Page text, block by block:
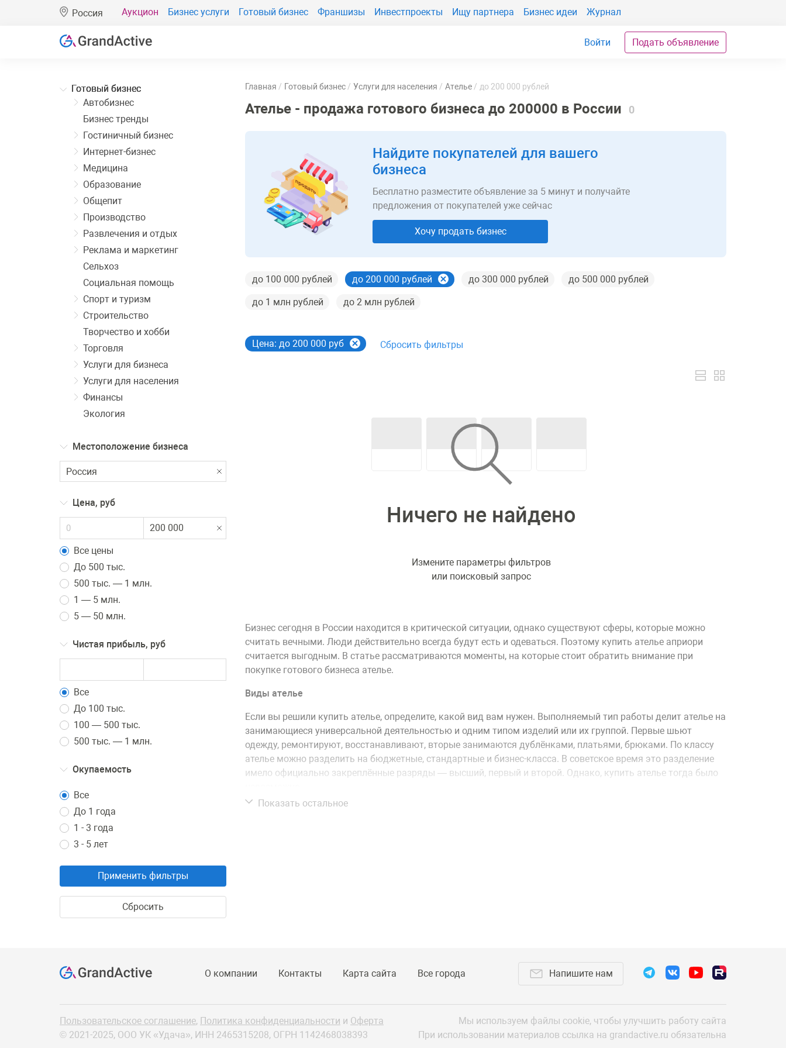
Россия Аукцион Бизнес услуги Готовый бизнес Франшизы Инвестпроекты Ищу партнера Бизнес идеи Журнал
Войти Подать объявление
Готовый бизнес
Автобизнес
Бизнес тренды
Гостиничный бизнес
Интернет-бизнес
Медицина
Образование
Общепит
Производство
Развлечения и отдых
Реклама и маркетинг
Сельхоз
Социальная помощь
Спорт и туризм
Строительство
Творчество и хобби
Торговля
Услуги для бизнеса
Услуги для населения
Финансы
Экология
Местоположение бизнеса
Цена, руб
Все цены
До 500 тыс.
500 тыс. — 1 млн.
1 — 5 млн.
5 — 50 млн.
Чистая прибыль, руб
Все
До 100 тыс.
100 — 500 тыс.
500 тыс. — 1 млн.
Окупаемость
Все
До 1 года
1 - 3 года
3 - 5 лет
Применить фильтры
Сбросить
Главная Готовый бизнес Услуги для населения Ателье до 200 000 рублей
Ателье - продажа готового бизнеса до 200000 в России 0
Найдите покупателей для вашего
бизнеса
Бесплатно разместите объявление за 5 минут и получайте
предложения от покупателей уже сейчас
Хочу продать бизнес
до 100 000 рублей до 200 000 рублей до 300 000 рублей до 500 000 рублей
до 1 млн рублей до 2 млн рублей
Цена: до 200 000 руб Сбросить фильтры
Ничего не найдено
Измените параметры фильтров
или поисковый запрос
Бизнес сегодня в России находится в критической ситуации, однако существуют сферы, которые можно
считать вечными. Люди действительно всегда будут есть и одеваться. Поэтому купить ателье априори
считается выгодным. В статье рассматриваются моменты, на которые стоит обратить внимание при
покупке готового бизнеса ателье.
Виды ателье
Если вы решили купить ателье, определите, какой вид вам нужен. Выполняемый тип работы делит ателье на
занимающиеся универсальной деятельностью и одним типом изделий или их группой. Первые шьют
одежду, ремонтируют, восстанавливают, вторые занимаются дублёнками, платьями, брюками. По классу
ателье можно разделить на бюджетные, стандартные и бизнес-класса. В советское время это разделение
имело официально закреплённые разряды — высший, первый и второй. Однако, купить ателье тогда было
Особенности бизнеса
Прежде чем купить готовый бизнес ателье, нужно учитывать такие показатели, как сроки возврата
инвестиций и прибыль. Но в работе ателье присутствует сезонность, поэтому прибыль оценивается
среднемесячная. Также существует риск при найме квалифицированного персонала. Повышение
квалификации — одна из будущих статей расходов. Ассортимент услуг будет меняться, потому что зависит
от сезонности и тенденций моды. Купить готовый бизнес ателье без учёта этих особенностей — значит
увеличить риски.
Показать остальное
О компании Контакты Карта сайта Все города Напишите нам
Пользовательское соглашение, Политика конфиденциальности и Оферта
© 2021-2025, ООО УК «Удача», ИНН 2465315208, ОГРН 1142468038393
Мы используем файлы cookie, чтобы улучшить работу сайта
При использовании материалов ссылка на grandactive.ru обязательна